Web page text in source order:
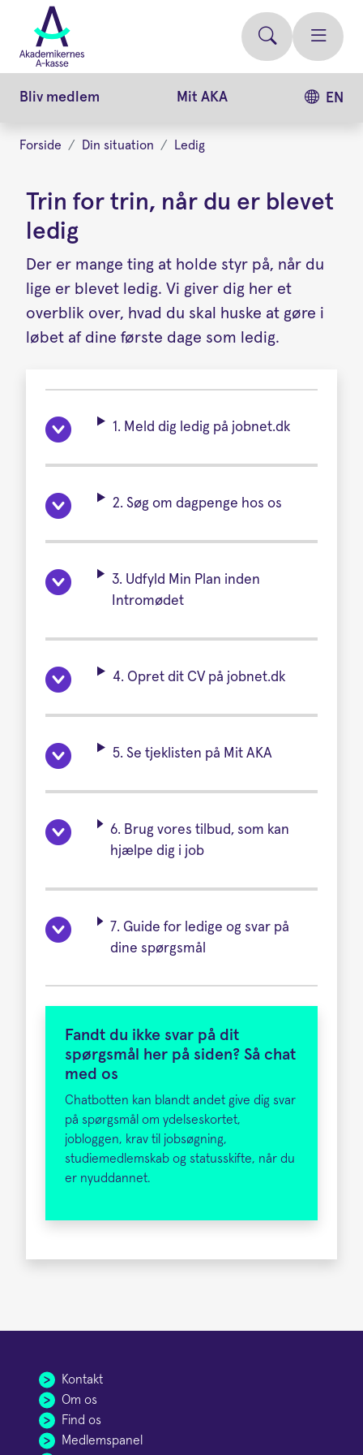
videre
hovedindhold
Bliv medlem Mit AKA EN
Forside Din situation Ledig
Trin for trin, når du er blevet
ledig
Der er mange ting at holde styr på, når du
lige er blevet ledig. Vi giver dig her et
overblik over, hvad du skal huske at gøre i
løbet af dine første dage som ledig.
1. Meld dig ledig på jobnet.dk
2. Søg om dagpenge hos os
3. Udfyld Min Plan inden
Intromødet
4. Opret dit CV på jobnet.dk
5. Se tjeklisten på Mit AKA
6. Brug vores tilbud, som kan
hjælpe dig i job
7. Guide for ledige og svar på
dine spørgsmål
Fandt du ikke svar på dit
spørgsmål her på siden? Så chat
med os
Chatbotten kan blandt andet give dig svar
på spørgsmål om ydelseskortet,
jobloggen, krav til jobsøgning,
studiemedlemskab og statusskifte, når du
er nyuddannet.
Kontakt
Om os
Find os
Medlemspanel